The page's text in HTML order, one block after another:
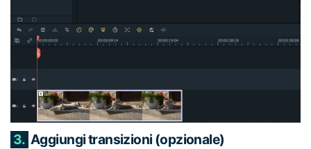
3. Aggiungi transizioni (opzionale)